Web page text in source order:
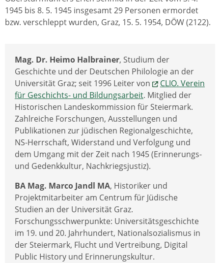
1945 bis 8. 5. 1945 insgesamt 29 Personen ermordet
bzw. verschleppt wurden, Graz, 15. 5. 1954, DÖW (2122).
Mag. Dr. Heimo Halbrainer, Studium der
Geschichte und der Deutschen Philologie an der
Universität Graz; seit 1996 Leiter von
CLIO. Verein
für Geschichts- und Bildungsarbeit. Mitglied der
Historischen Landeskommission für Steiermark.
Zahlreiche Forschungen, Ausstellungen und
Publikationen zur jüdischen Regionalgeschichte,
NS-Herrschaft, Widerstand und Verfolgung und
dem Umgang mit der Zeit nach 1945 (Erinnerungs-
und Gedenkkultur, Nachkriegsjustiz).
BA Mag. Marco Jandl MA, Historiker und
Projektmitarbeiter am Centrum für Jüdische
Studien an der Universität Graz.
Forschungsschwerpunkte: Universitätsgeschichte
im 19. und 20. Jahrhundert, Nationalsozialismus in
der Steiermark, Flucht und Vertreibung, Digital
Public History und Erinnerungskultur.